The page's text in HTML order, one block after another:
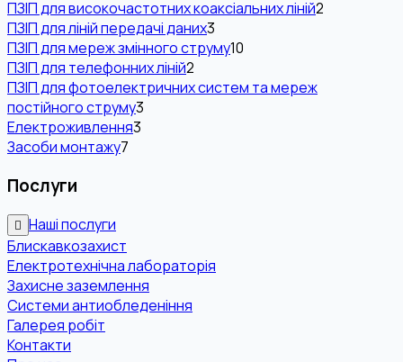
ПЗІП для високочастотних коаксіальних ліній2
ПЗІП для ліній передачі даних3
ПЗІП для мереж змінного струму10
ПЗІП для телефонних ліній2
ПЗІП для фотоелектричних систем та мереж
постійного струму3
Електроживлення3
Засоби монтажу7
Послуги
Наші послуги
Блискавкозахист
Електротехнічна лабораторія
Захисне заземлення
Системи антиобледеніння
Галерея робіт
Контакти